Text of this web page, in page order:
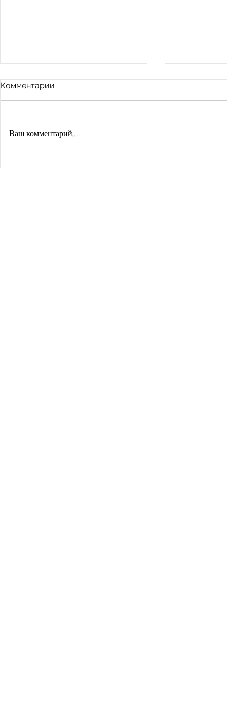
Комментарии
Ваш комментарий...